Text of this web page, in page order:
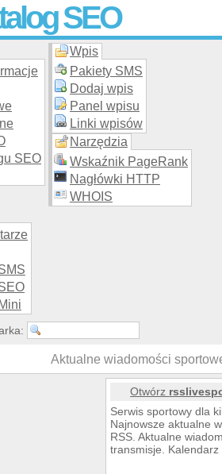
SEO
stron WWW –
katalogu za darmo!
SEO
Wpis
Pakiety SMS
Dodaj wpis
Panel wpisu
Linki wpisów
Narzędzia
Wskaźnik PageRank
Nagłówki HTTP
WHOIS
Aktualne wiadomości
Otwórz
Serwis sportowy dla
Najnowsze aktualne
RSS. Aktualne
transmisje. Kalendarz